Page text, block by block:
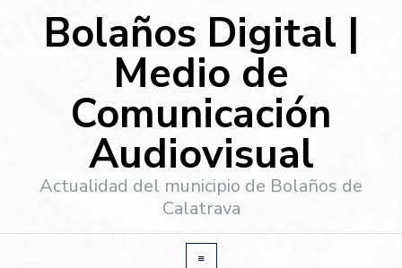
Bolaños Digital |
Medio de
Comunicación
Audiovisual
Actualidad del municipio de Bolaños de
Calatrava